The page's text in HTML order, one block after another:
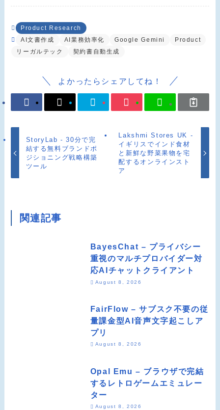
Product Research
AI文書作成
AI業務効率化 Google Gemini
Product
リーガルテック
契約書自動生成
よかったらシェアしてね！
StoryLab - 30分で完
結する無料ブランドポ
ジショニング戦略構築
ツール
Lakshmi Stores UK -
イギリスでインド食材
と新鮮な野菜果物を宅
配するオンラインスト
ア
関連記事
BayesChat – プライバシー
重視のマルチプロバイダー対
応AIチャットクライアント
August 8, 2026
FairFlow – サブスク不要の従
量課金型AI音声文字起こしア
プリ
August 8, 2026
Opal Emu – ブラウザで完結
するレトロゲームエミュレー
ター
August 8, 2026